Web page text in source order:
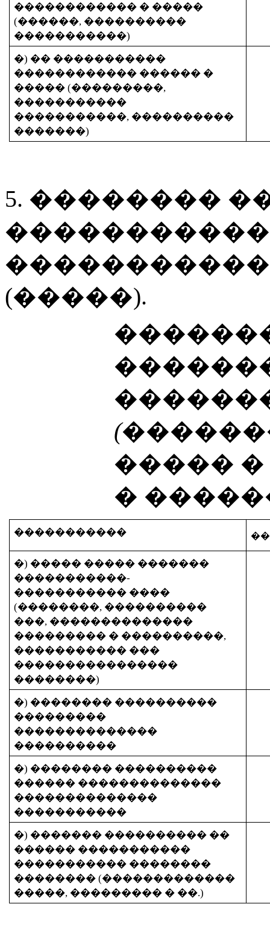
������������ � �����
(������, ����������
�����������)
�) �� �����������
������������ ������ �
����� (���������,
�����������
�����������, ����������
�������)
5. ��������
�����������
(�����).
�����
�
�����������
�) ����� ����� �������
�����������-
����������� ����
(��������, ����������
���, ��������������
��������� � ����������,
����������� ���
����������������
��������)
�) �������� ����������
���������
��������������
����������
�) �������� ����������
������ ��������������
��������������
�����������
�) ������� ���������� ��
������ �����������
����������� ��������
�������� (�������������
�����, ��������� � ��.)